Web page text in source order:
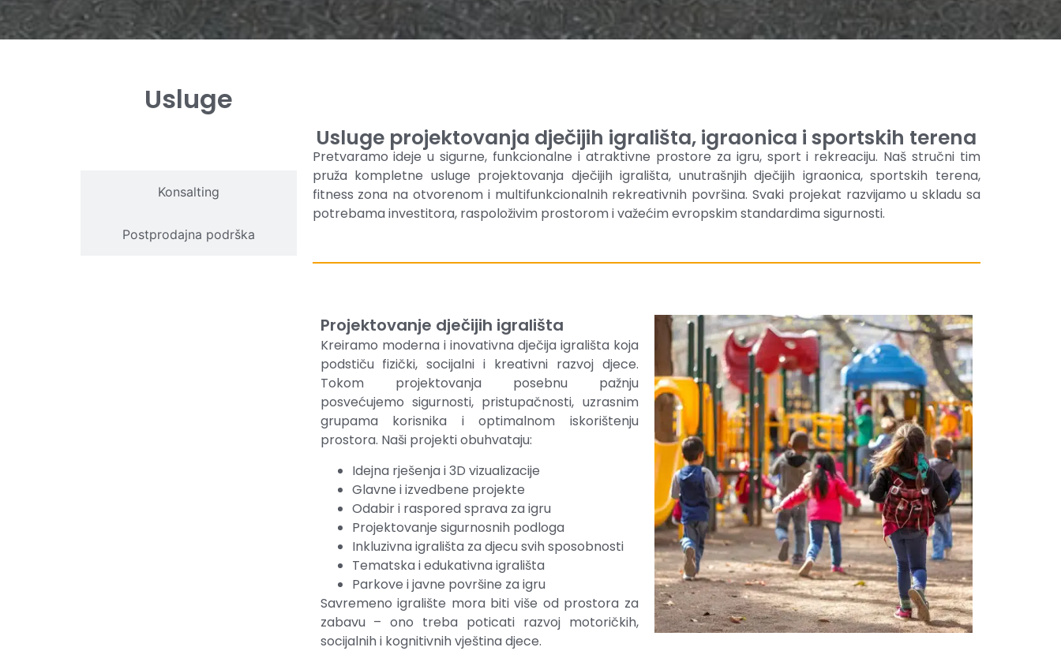
Usluge
Konsalting
Postprodajna podrška
Usluge projektovanja dječijih igrališta, igraonica i sportskih terena
Pretvaramo ideje u sigurne, funkcionalne i atraktivne prostore za igru, sport i rekreaciju. Naš stručni tim
pruža kompletne usluge projektovanja dječijih igrališta, unutrašnjih dječijih igraonica, sportskih terena,
fitness zona na otvorenom i multifunkcionalnih rekreativnih površina. Svaki projekat razvijamo u skladu sa
potrebama investitora, raspoloživim prostorom i važećim evropskim standardima sigurnosti.
Projektovanje dječijih igrališta
Kreiramo moderna i inovativna dječija igrališta koja
podstiču fizički, socijalni i kreativni razvoj djece.
Tokom projektovanja posebnu pažnju
posvećujemo sigurnosti, pristupačnosti, uzrasnim
grupama korisnika i optimalnom iskorištenju
prostora. Naši projekti obuhvataju:
Idejna rješenja i 3D vizualizacije
Glavne i izvedbene projekte
Odabir i raspored sprava za igru
Projektovanje sigurnosnih podloga
Inkluzivna igrališta za djecu svih sposobnosti
Tematska i edukativna igrališta
Parkove i javne površine za igru
Savremeno igralište mora biti više od prostora za
zabavu – ono treba poticati razvoj motoričkih,
socijalnih i kognitivnih vještina djece.